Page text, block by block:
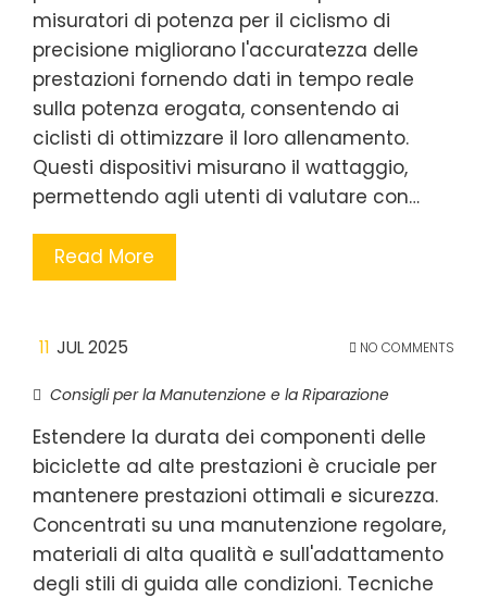
misuratori di potenza per il ciclismo di
precisione migliorano l'accuratezza delle
prestazioni fornendo dati in tempo reale
sulla potenza erogata, consentendo ai
ciclisti di ottimizzare il loro allenamento.
Questi dispositivi misurano il wattaggio,
permettendo agli utenti di valutare con…
Read More
11 JUL 2025 NO COMMENTS
Consigli per la Manutenzione e la Riparazione
Estendere la durata dei componenti delle
biciclette ad alte prestazioni è cruciale per
mantenere prestazioni ottimali e sicurezza.
Concentrati su una manutenzione regolare,
materiali di alta qualità e sull'adattamento
degli stili di guida alle condizioni. Tecniche